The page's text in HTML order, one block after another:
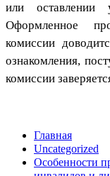
или оставлении
Оформленное
комиссии
ознакомления,
комиссии
Главная
Uncategorized
Особенности